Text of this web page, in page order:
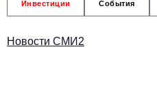
Инвестиции События
Новости СМИ2